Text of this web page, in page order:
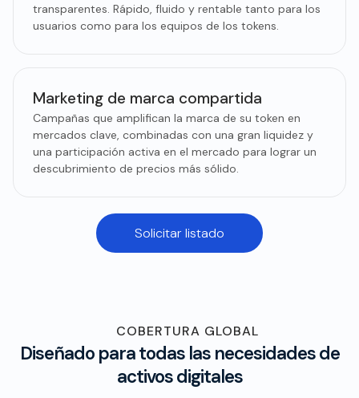
transparentes. Rápido, fluido y rentable tanto para los
usuarios como para los equipos de los tokens.
Marketing de marca compartida
Campañas que amplifican la marca de su token en
mercados clave, combinadas con una gran liquidez y
una participación activa en el mercado para lograr un
descubrimiento de precios más sólido.
Solicitar listado
COBERTURA GLOBAL
Diseñado para todas las necesidades de
activos digitales